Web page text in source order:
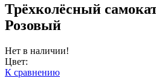
Трёхколёсный
Розовый
Нет в наличии!
Цвет:
К сравнению